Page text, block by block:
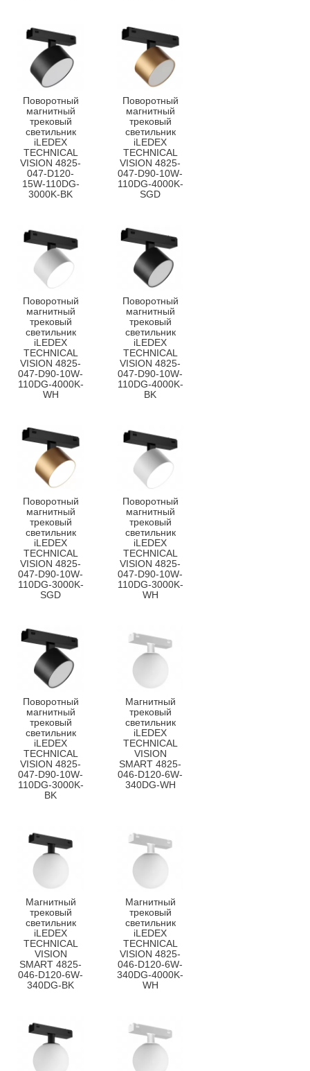
Поворотный
магнитный
трековый
светильник
iLEDEX
TECHNICAL
VISION 4825-
047-D120-
15W-110DG-
3000K-BK
Поворотный
магнитный
трековый
светильник
iLEDEX
TECHNICAL
VISION 4825-
047-D90-10W-
110DG-4000K-
SGD
Поворотный
магнитный
трековый
светильник
iLEDEX
TECHNICAL
VISION 4825-
047-D90-10W-
110DG-4000K-
WH
Поворотный
магнитный
трековый
светильник
iLEDEX
TECHNICAL
VISION 4825-
047-D90-10W-
110DG-4000K-
BK
Поворотный
магнитный
трековый
светильник
iLEDEX
TECHNICAL
VISION 4825-
047-D90-10W-
110DG-3000K-
SGD
Поворотный
магнитный
трековый
светильник
iLEDEX
TECHNICAL
VISION 4825-
047-D90-10W-
110DG-3000K-
WH
Поворотный
магнитный
трековый
светильник
iLEDEX
TECHNICAL
VISION 4825-
047-D90-10W-
110DG-3000K-
BK
Магнитный
трековый
светильник
iLEDEX
TECHNICAL
VISION
SMART 4825-
046-D120-6W-
340DG-WH
Магнитный
трековый
светильник
iLEDEX
TECHNICAL
VISION
SMART 4825-
046-D120-6W-
340DG-BK
Магнитный
трековый
светильник
iLEDEX
TECHNICAL
VISION 4825-
046-D120-6W-
340DG-4000K-
WH